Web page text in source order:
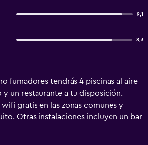
9,1
8,3
fumadores tendrás 4 piscinas al aire
y un restaurante a tu disposición.
gratis en las zonas comunes y
Otras instalaciones incluyen un bar
y salas de tratamientos o masajes.
cambio de toallas a petición.